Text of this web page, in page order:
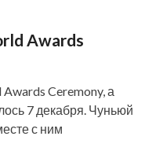
Awards
Ceremony, а
7 декабря. Чуньюй
с ним